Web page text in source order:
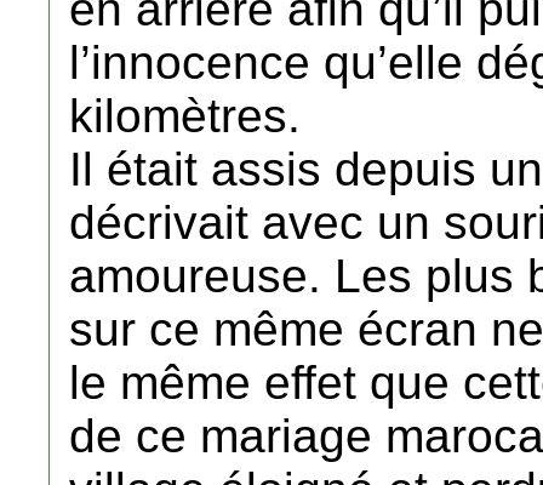
l’innocence qu’elle
kilomètres.
Il était assis depuis
décrivait avec un
amoureuse. Les plus
sur ce même écran
le même effet que
de ce mariage